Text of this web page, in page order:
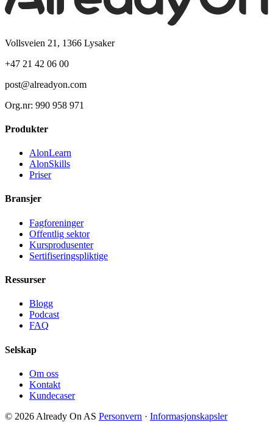
Vollsveien 21, 1366 Lysaker
+47 21 42 06 00
post@alreadyon.com
Org.nr: 990 958 971
Produkter
AlonLearn
AlonSkills
Priser
Bransjer
Fagforeninger
Offentlig sektor
Kursprodusenter
Sertifiseringspliktige
Ressurser
Blogg
Podcast
FAQ
Selskap
Om oss
Kontakt
Kundecaser
© 2026 Already On AS Personvern · Informasjonskapsler